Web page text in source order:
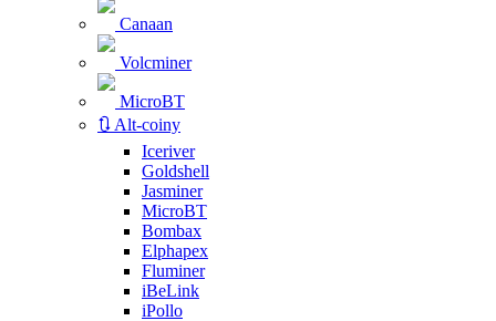
Canaan
Volcminer
MicroBT
🔃 Alt-coiny
Iceriver
Goldshell
Jasminer
MicroBT
Bombax
Elphapex
Fluminer
iBeLink
iPollo